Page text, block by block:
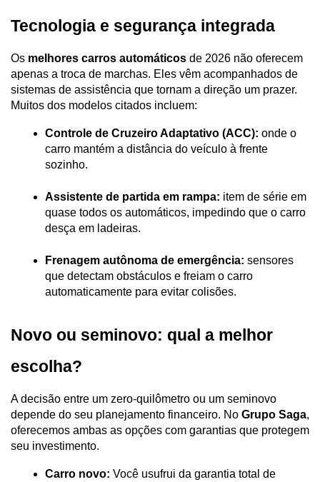
Tecnologia e segurança integrada
Os melhores carros automáticos de 2026 não oferecem
apenas a troca de marchas. Eles vêm acompanhados de
sistemas de assistência que tornam a direção um prazer.
Muitos dos modelos citados incluem:
Controle de Cruzeiro Adaptativo (ACC): onde o
carro mantém a distância do veículo à frente
sozinho.
Assistente de partida em rampa: item de série em
quase todos os automáticos, impedindo que o carro
desça em ladeiras.
Frenagem autônoma de emergência: sensores
que detectam obstáculos e freiam o carro
automaticamente para evitar colisões.
Novo ou seminovo: qual a melhor
escolha?
A decisão entre um zero-quilômetro ou um seminovo
depende do seu planejamento financeiro. No Grupo Saga,
oferecemos ambas as opções com garantias que protegem
seu investimento.
Carro novo: Você usufrui da garantia total de